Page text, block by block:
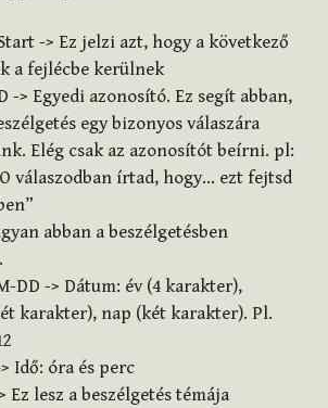
-> Ez jelzi azt, hogy a következő
a fejlécbe kerülnek
-> Egyedi azonosító. Ez segít abban,
egy bizonyos válaszára
Elég csak az azonosítót beírni. pl:
válaszodban írtad, hogy… ezt fejtsd
abban a beszélgetésben
DD -> Dátum: év (4 karakter),
karakter), nap (két karakter). Pl.
Idő: óra és perc
Ez lesz a beszélgetés témája